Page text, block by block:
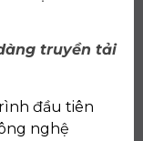
truyền tải
đầu tiên
nghệ